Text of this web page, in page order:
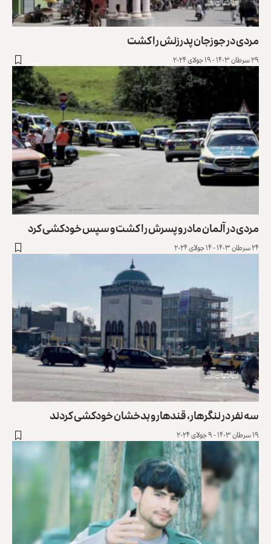
مردی در جوزجان پدرزنش را کشت
۲۹ سرطان ۱۴۰۳ - ۱۹ جولای ۲۰۲۴
مردی در آلمان مادر و پسرش را کشت و سپس خودکشی کرد
۲۴ سرطان ۱۴۰۳ - ۱۴ جولای ۲۰۲۴
سه نفر در ننگرهار، قندهار و بدخشان خودکشی کردند
۱۹ سرطان ۱۴۰۳ - ۹ جولای ۲۰۲۴